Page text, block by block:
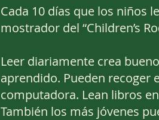
Cada 10 días que los niños
mostrador del “Children’s
Leer diariamente crea
aprendido. Pueden recoger
computadora. Lean libros
También los más jóvenes